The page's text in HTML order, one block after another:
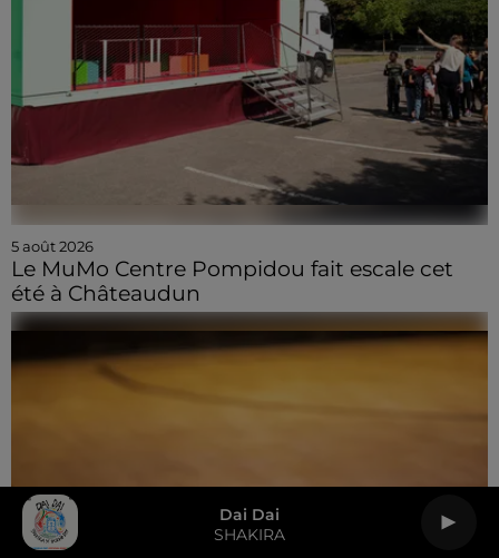
Dai Dai
SHAKIRA
5 août 2026
Le MuMo Centre Pompidou fait escale cet
été à Châteaudun